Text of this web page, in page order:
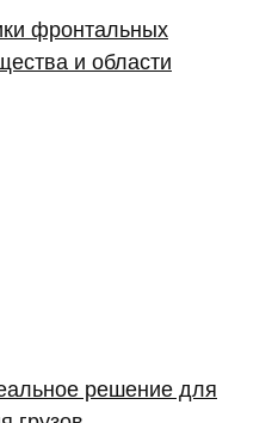
фронтальных
и области
решение для